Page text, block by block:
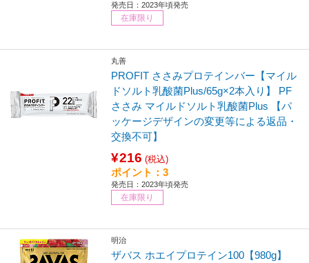
発売日：2023年頃発売
在庫限り
丸善
PROFIT ささみプロテインバー【マイル
ドソルト乳酸菌Plus/65g×2本入り】 PF
ささみ マイルドソルト乳酸菌Plus 【パ
ッケージデザインの変更等による返品・
交換不可】
¥216 (税込)
ポイント：3
発売日：2023年頃発売
在庫限り
明治
ザバス ホエイプロテイン100【980g】